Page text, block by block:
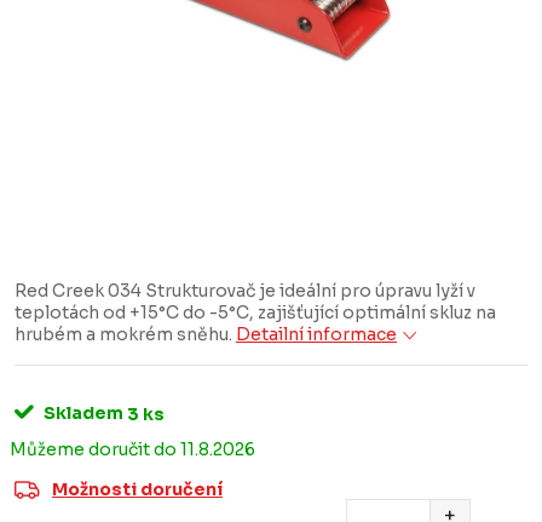
Red Creek 034 Strukturovač je ideální pro úpravu lyží v
teplotách od +15°C do -5°C, zajišťující optimální skluz na
hrubém a mokrém sněhu. Detailní informace
Skladem 3 ks
11.8.2026
Možnosti doručení